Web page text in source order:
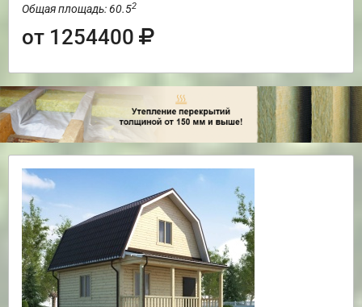
Общая площадь: 60.52
от 1254400